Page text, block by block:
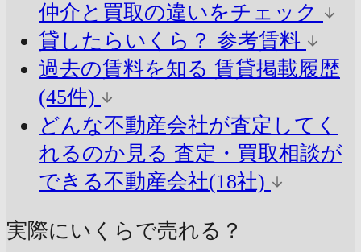
仲介と買取の違いをチェック
貸したらいくら？ 参考賃料
過去の賃料を知る 賃貸掲載履歴
(45件)
どんな不動産会社が査定してく
れるのか見る 査定・買取相談が
できる不動産会社(18社)
実際にいくらで売れる？